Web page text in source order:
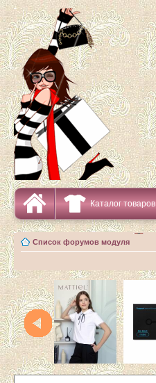
Каталог товаров
Список форумов модуля